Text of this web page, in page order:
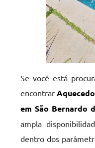
Se você está
encontrar
em São Bernardo
ampla
dentro dos